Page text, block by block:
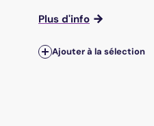
Plus d'info
Ajouter à la sélection